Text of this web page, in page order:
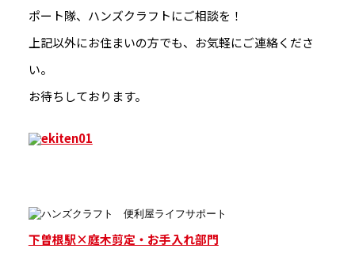
ポート隊、ハンズクラフトにご相談を！
上記以外にお住まいの方でも、お気軽にご連絡くださ
い。
お待ちしております。
下曽根駅×庭木剪定・お手入れ部門